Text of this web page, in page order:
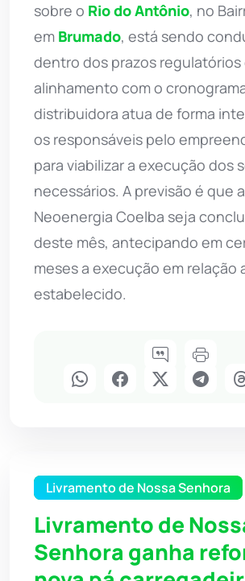
sobre o Rio do Antônio, no
em Brumado, está sendo
dentro dos prazos regulatórios
alinhamento com o
distribuidora atua de forma
os responsáveis pelo
para viabilizar a execução dos
necessários. A previsão é que
Neoenergia Coelba seja
deste mês, antecipando em
meses a execução em relação
estabelecido.
Livramento de Nossa Senhora
Livramento de
Senhora ganha